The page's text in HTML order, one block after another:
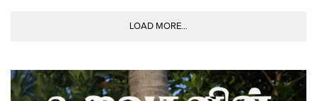
LOAD MORE...